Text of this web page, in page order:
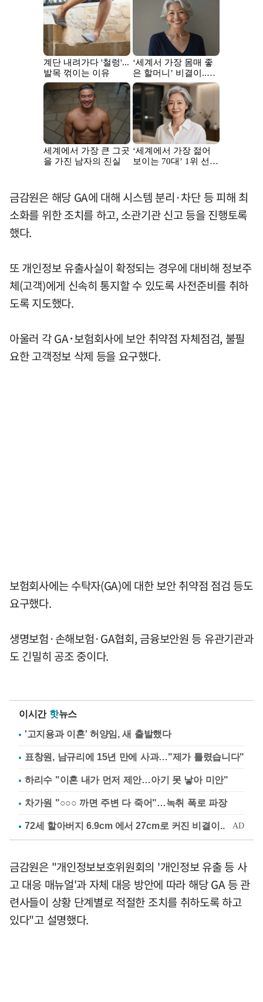
금감원은 해당 GA에 대해 시스템 분리·차단 등 피해 최
소화를 위한 조치를 하고, 소관기관 신고 등을 진행토록
했다.
또 개인정보 유출사실이 확정되는 경우에 대비해 정보주
체(고객)에게 신속히 통지할 수 있도록 사전준비를 취하
도록 지도했다.
아울러 각 GA･보험회사에 보안 취약점 자체점검, 불필
요한 고객정보 삭제 등을 요구했다.
보험회사에는 수탁자(GA)에 대한 보안 취약점 점검 등도
요구했다.
생명보험·손해보험·GA협회, 금융보안원 등 유관기관과
도 긴밀히 공조 중이다.
이시간 핫뉴스
'고지용과 이혼' 허양임, 새 출발했다
표창원, 남규리에 15년 만에 사과…"제가 틀렸습니다"
하리수 "이혼 내가 먼저 제안…아기 못 낳아 미안"
차가원 "○○○ 까면 주변 다 죽어"…녹취 폭로 파장
금감원은 "개인정보보호위원회의 '개인정보 유출 등 사
고 대응 매뉴얼'과 자체 대응 방안에 따라 해당 GA 등 관
련사들이 상황 단계별로 적절한 조치를 취하도록 하고
있다"고 설명했다.